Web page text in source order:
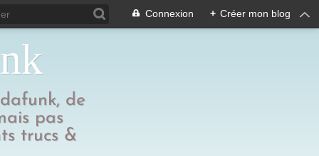
Connexion + Créer mon blog
de
pas
trucs &